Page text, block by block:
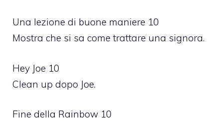
Una lezione di buone maniere 10
Mostra che si sa come trattare una signora.
Hey Joe 10
Clean up dopo Joe.
Fine della Rainbow 10